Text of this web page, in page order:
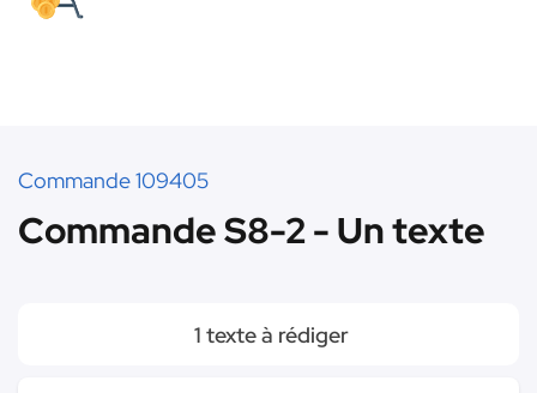
Commande 109405
Commande S8-2 - Un texte
1 texte à rédiger